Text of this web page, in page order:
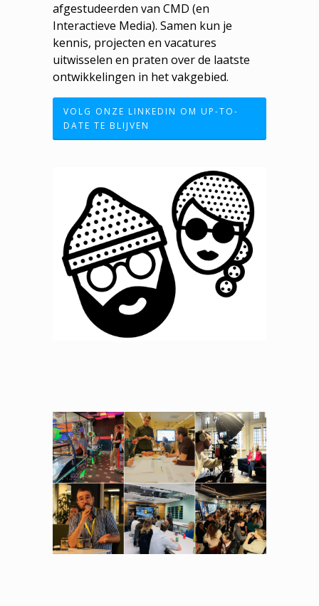
afgestudeerden van CMD (en
Interactieve Media). Samen kun je
kennis, projecten en vacatures
uitwisselen en praten over de laatste
ontwikkelingen in het vakgebied.
VOLG ONZE LINKEDIN OM UP-TO-
DATE TE BLIJVEN